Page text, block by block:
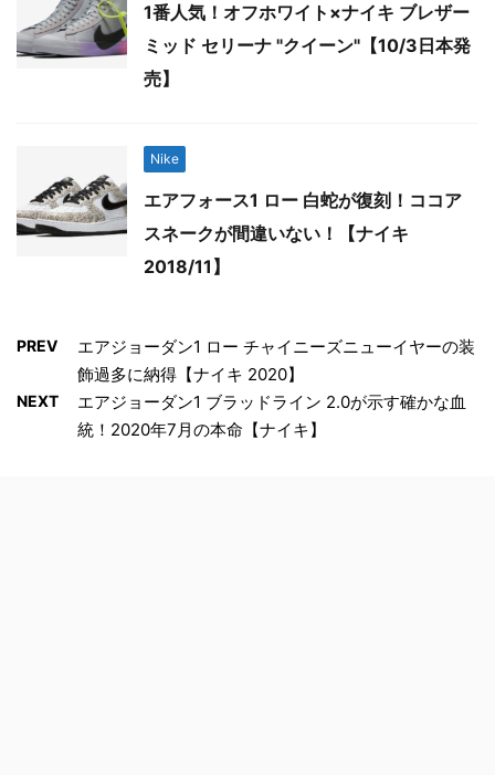
1番人気！オフホワイト×ナイキ ブレザー
ミッド セリーナ "クイーン"【10/3日本発
売】
Nike
エアフォース1 ロー 白蛇が復刻！ココア
スネークが間違いない！【ナイキ
2018/11】
PREV
エアジョーダン1 ロー チャイニーズニューイヤーの装
飾過多に納得【ナイキ 2020】
NEXT
エアジョーダン1 ブラッドライン 2.0が示す確かな血
統！2020年7月の本命【ナイキ】